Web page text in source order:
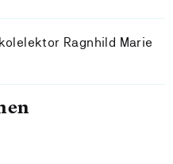
Ragnhild Marie